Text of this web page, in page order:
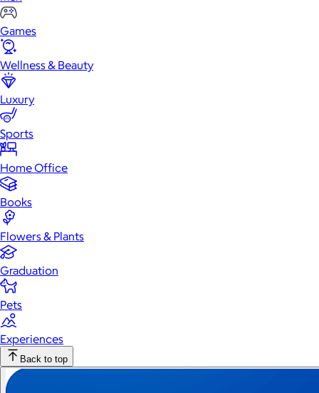
Games
Wellness & Beauty
Luxury
Sports
Home Office
Books
Flowers & Plants
Graduation
Pets
Experiences
Back to top